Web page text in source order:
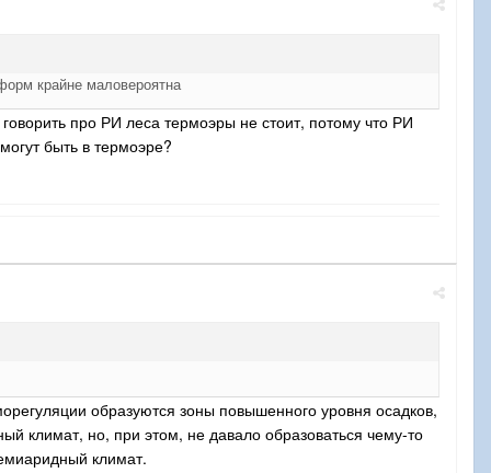
крайне маловероятна
про РИ леса термоэры не стоит, потому что РИ
быть в термоэре?
образуются зоны повышенного уровня осадков,
климат, но, при этом, не давало образоваться чему-то
климат.